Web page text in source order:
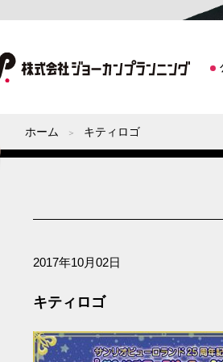
ホーム キティロゴ
2017年10月02日
キティロゴ